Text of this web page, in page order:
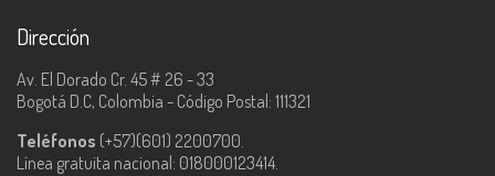
Dirección
Av. El Dorado Cr. 45 # 26 - 33
Bogotá D.C, Colombia - Código Postal: 111321
Teléfonos (+57)(601) 2200700.
Línea gratuita nacional: 018000123414.